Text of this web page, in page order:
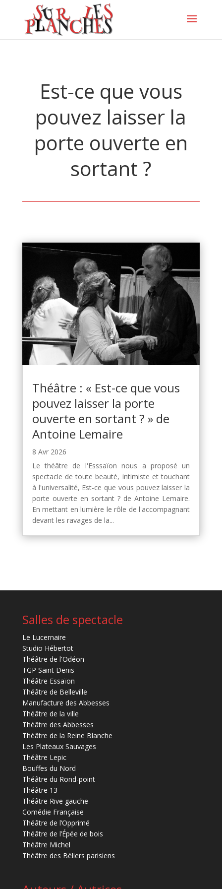
Est-ce que vous
pouvez laisser la
porte ouverte en
sortant ?
Théâtre : « Est-ce que vous
pouvez laisser la porte
ouverte en sortant ? » de
Antoine Lemaire
8 Avr 2026
Le théâtre de l'Esssaïon nous a proposé un
spectacle de toute beauté, intimiste et touchant
à l'universalité, Est-ce que vous pouvez laisser la
porte ouverte en sortant ? de Antoine Lemaire.
En mettant en lumière le rôle de l'accompagnant
devant les ravages de la...
Salles de spectacle
Le Lucernaire
Studio Hébertot
Théâtre de l'Odéon
TGP Saint Denis
Théâtre Essaïon
Théâtre de Belleville
Manufacture des Abbesses
Théâtre de la ville
Théâtre des Abbesses
Théâtre de la Reine Blanche
Les Plateaux Sauvages
Théâtre Lepic
Bouffes du Nord
Théâtre du Rond-point
Théâtre 13
Théâtre Rive gauche
Comédie Française
Théâtre de l’Opprimé
Théâtre de l’Épée de bois
Théâtre Michel
Théâtre des Béliers parisiens